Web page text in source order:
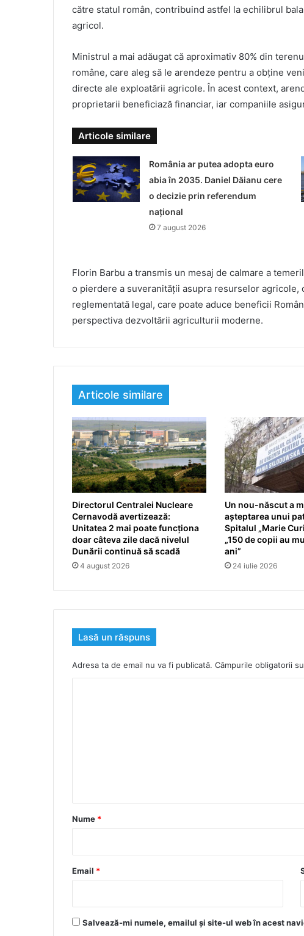
către statul român, contribuind astfel la echilibrul
agricol.
Ministrul a mai adăugat că aproximativ 80% din
române, care aleg să le arendeze pentru a obține
directe ale exploatării agricole. În acest context,
proprietarii beneficiază financiar, iar companiile
Articole similare
România ar putea adopta euro
abia în 2035. Daniel Dăianu cere
o decizie prin referendum
național
7 august 2026
Florin Barbu a transmis un mesaj de calmare a
o pierdere a suveranității asupra resurselor agricole,
reglementată legal, care poate aduce beneficii
perspectiva dezvoltării agriculturii moderne.
Articole similare
Directorul Centralei Nucleare
Cernavodă avertizează:
Unitatea 2 mai poate funcționa
doar câteva zile dacă nivelul
Dunării continuă să scadă
4 august 2026
Un nou-născut a
așteptarea unui
Spitalul „Marie
„150 de copii au
ani”
24 iulie 2026
Lasă un răspuns
Adresa ta de email nu va fi publicată. Câmpurile obligatorii
r
*
Nume *
Email *
Salvează-mi numele, emailul și site-ul web în acest